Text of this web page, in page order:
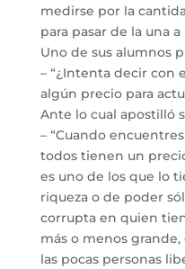
medirse por la
para pasar de la una a
Uno de sus alumnos
– “¿Intenta decir con
algún precio para
Ante lo cual apostilló
– “Cuando
todos tienen un
es uno de los que lo
riqueza o de poder
corrupta en quien
más o menos
las pocas personas